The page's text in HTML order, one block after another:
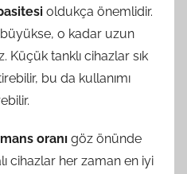
oldukça önemlidir.
büyükse, o kadar uzun
tanklı cihazlar sık
bu da kullanımı
oranı göz önünde
cihazlar her zaman en iyi